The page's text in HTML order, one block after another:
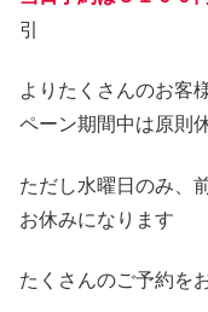
引
よりたくさんのお客
ペーン期間中は原則
ただし水曜日のみ、
お休みになります
たくさんのご予約を